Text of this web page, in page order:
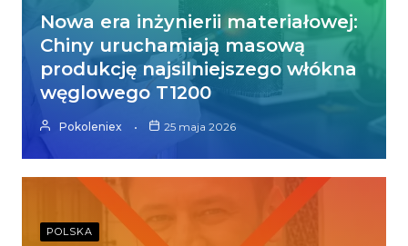
Nowa era inżynierii materiałowej:
Chiny uruchamiają masową
produkcję najsilniejszego włókna
węglowego T1200
Pokoleniex 25 maja 2026
POLSKA